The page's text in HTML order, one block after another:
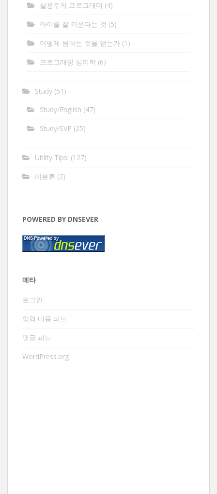
실용주의 프로그래머 (4)
아이를 잘 키운다는 것 (5)
어떻게 원하는 것을 얻는가 (1)
프로그래밍 심리학 (6)
Study (51)
Study/English (47)
Study/SVP (25)
Utility Tips! (127)
미분류 (2)
POWERED BY DNSEVER
메타
로그인
입력 내용 피드
댓글 피드
WordPress.org